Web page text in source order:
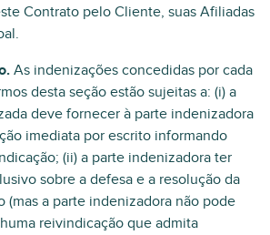
Contrato pelo Cliente, suas Afiliadas
As indenizações concedidas por cada
desta seção estão sujeitas a: (i) a
deve fornecer à parte indenizadora
imediata por escrito informando
(ii) a parte indenizadora ter
sobre a defesa e a resolução da
(mas a parte indenizadora não pode
reivindicação que admita